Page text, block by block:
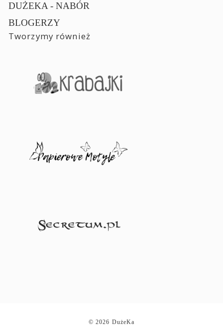
DUŻEKA - NABÓR
BLOGERZY
Tworzymy również
© 2026 DużeKa